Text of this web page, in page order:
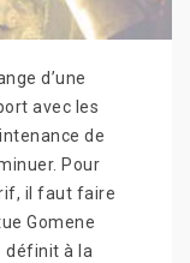
d’une
avec les
de
Pour
il faut faire
Gomene
définit à la